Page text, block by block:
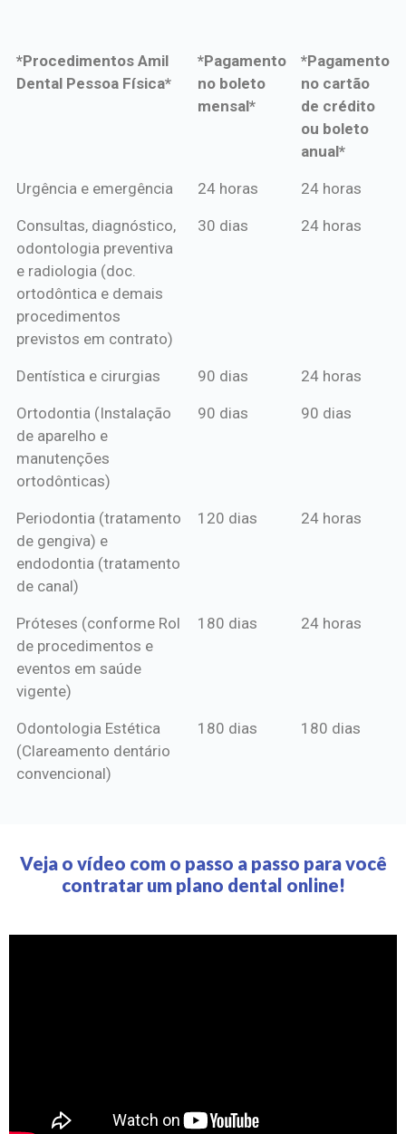
*Procedimentos Amil
Dental Pessoa Física*
*Pagamento
no boleto
mensal*
*Pagamento
no cartão
de crédito
ou boleto
anual*
*Procedimentos Amil
*Pagamento
mensal*
*Pagamento
de crédito
Urgência e emergência 24 horas 24 horas
Consultas, diagnóstico,
odontologia preventiva
e radiologia (doc.
ortodôntica e demais
procedimentos
previstos em contrato)
30 dias 24 horas
Dentística e cirurgias 90 dias 24 horas
Ortodontia (Instalação
de aparelho e
manutenções
ortodônticas)
90 dias 90 dias
Periodontia (tratamento
de gengiva) e
endodontia (tratamento
de canal)
120 dias 24 horas
Próteses (conforme Rol
de procedimentos e
eventos em saúde
vigente)
180 dias 24 horas
Odontologia Estética
(Clareamento dentário
convencional)
180 dias 180 dias
Veja o vídeo com o passo a passo para você
contratar um plano dental online!